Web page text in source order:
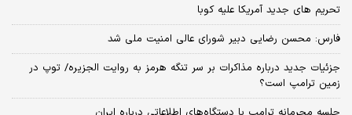
تحریم های جدید آمریکا علیه کوبا
فارس: محسن رضایی دبیر شورای عالی امنیت ملی شد
جزئیات جدید درباره مذاکرات بر سر تنگه هرمز به روایت الجزیره/ توپ در
زمین ترامپ است؟